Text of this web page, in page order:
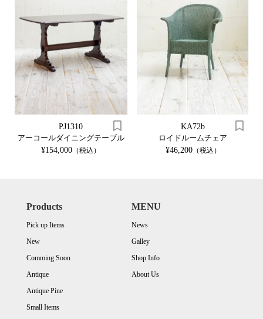
PJ1310
アーコールダイニングテーブル
¥154,000 （税込）
KA72b
ロイドルームチェア
¥46,200（税込）
Products
Pick up Items
New
Comming Soon
Antique
Antique Pine
Small Items
MENU
News
Galley
Shop Info
About Us